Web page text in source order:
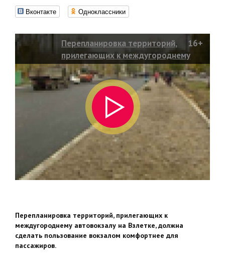
Вконтакте Одноклассники
Перепланировка территорий,
прилегающих к междугороднему
автовокзалу
16+
Перепланировка территорий, прилегающих к
междугороднему автовокзалу на Взлетке, должна
сделать пользование вокзалом комфортнее для
пассажиров.